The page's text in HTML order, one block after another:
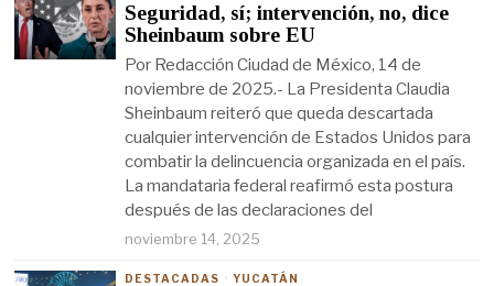
Seguridad, sí; intervención, no, dice
Sheinbaum sobre EU
Por Redacción Ciudad de México, 14 de
noviembre de 2025.- La Presidenta Claudia
Sheinbaum reiteró que queda descartada
cualquier intervención de Estados Unidos para
combatir la delincuencia organizada en el país.
La mandataria federal reafirmó esta postura
después de las declaraciones del
noviembre 14, 2025
DESTACADAS · YUCATÁN